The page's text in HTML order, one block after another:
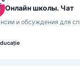
Онлайн школы. Чат
и обсуждения для